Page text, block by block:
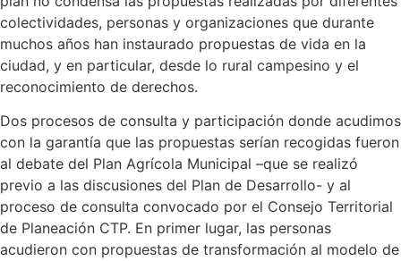
colectividades, personas y organizaciones que durante
muchos años han instaurado propuestas de vida en la
ciudad, y en particular, desde lo rural campesino y el
reconocimiento de derechos.
Dos procesos de consulta y participación donde acudimos
con la garantía que las propuestas serían recogidas fueron
al debate del Plan Agrícola Municipal –que se realizó
previo a las discusiones del Plan de Desarrollo- y al
proceso de consulta convocado por el Consejo Territorial
de Planeación CTP. En primer lugar, las personas
acudieron con propuestas de transformación al modelo de